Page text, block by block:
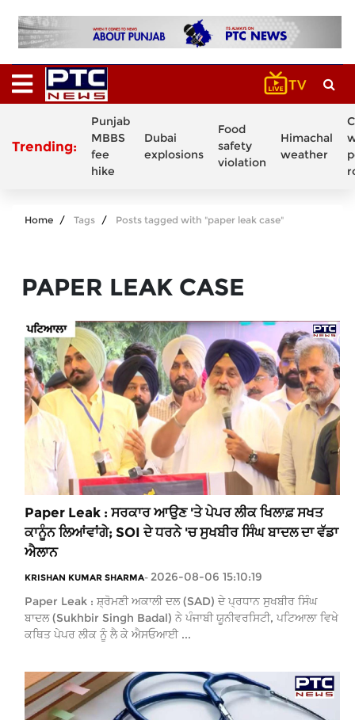
Trending:
Punjab
MBBS
fee
hike
Dubai
explosions
Food
safety
violation
Himachal
weather
Home Tags Posts tagged with "paper leak case"
PAPER LEAK CASE
Paper Leak : ਸਰਕਾਰ ਆਉਣ 'ਤੇ ਪੇਪਰ ਲੀਕ ਖਿਲਾਫ਼ ਸਖਤ
ਕਾਨੂੰਨ ਲਿਆਂਵਾਂਗੇ; SOI ਦੇ ਧਰਨੇ 'ਚ ਸੁਖਬੀਰ ਸਿੰਘ ਬਾਦਲ ਦਾ ਵੱਡਾ
ਐਲਾਨ
KRISHAN KUMAR SHARMA- 2026-08-06 15:10:19
Paper Leak : ਸ਼੍ਰੋਮਣੀ ਅਕਾਲੀ ਦਲ (SAD) ਦੇ ਪ੍ਰਧਾਨ ਸੁਖਬੀਰ ਸਿੰਘ
ਬਾਦਲ (Sukhbir Singh Badal) ਨੇ ਪੰਜਾਬੀ ਯੂਨੀਵਰਸਿਟੀ, ਪਟਿਆਲਾ ਵਿਖੇ
ਕਥਿਤ ਪੇਪਰ ਲੀਕ ਨੂੰ ਲੈ ਕੇ ਐਸਓਆਈ ...